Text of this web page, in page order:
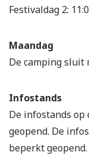
Festivaldag 2:
Maandag
De camping sluit
Infostands
De infostands op
geopend. De
beperkt geopend.